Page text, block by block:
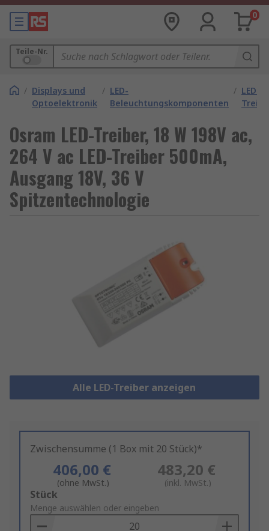
0
Teile-Nr.
/ Displays und
Optoelektronik
/ LED-
Beleuchtungskomponenten
/ LED-
Osram LED-Treiber, 18 W 198V ac,
264 V ac LED-Treiber 500mA,
Ausgang 18V, 36 V
Spitzentechnologie
Alle LED-Treiber anzeigen
Zwischensumme (1 Box mit 20 Stück)*
406,00 €
(ohne MwSt.)
483,20 €
(inkl. MwSt.)
Add
to
Basket
Stück
Menge auswählen oder eingeben